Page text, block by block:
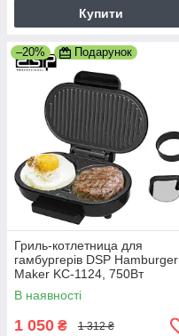
Купити
–20% Подарунок
Гриль-котлетница для
гамбургерів DSP Hamburger
Maker KC-1124, 750Вт
В наявності
1 050 ₴ 1 312 ₴